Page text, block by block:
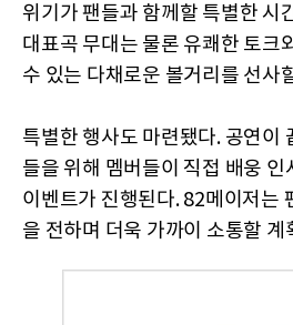
위기가 팬들과 함께할 특별한 시
대표곡 무대는 물론 유쾌한 토크
수 있는 다채로운 볼거리를 선사
특별한 행사도 마련됐다. 공연이
들을 위해 멤버들이 직접 배웅 인
이벤트가 진행된다. 82메이저는
을 전하며 더욱 가까이 소통할 계